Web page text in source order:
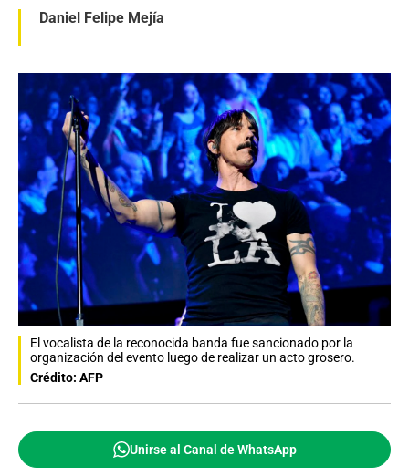
Daniel Felipe Mejía
El vocalista de la reconocida banda fue sancionado por la
organización del evento luego de realizar un acto grosero.
Crédito: AFP
Unirse al Canal de WhatsApp